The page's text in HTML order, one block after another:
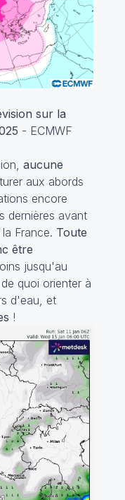
sur la
- ECMWF
aucune
aux abords
encore
dernières avant
France. Toute
être
jusqu'au
quoi orienter à
d'eau, et
!